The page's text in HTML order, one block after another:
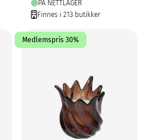
PÅ NETTLAGER
Finnes i 213 butikker
Medlemspris 30%